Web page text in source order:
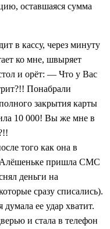
оставшаяся сумма
в кассу, через минуту
ко мне, швыряет
и орёт: — Что у Вас
Понабрали
закрытия карты
10 000! Вы же мне в
того как она в
Алёшеньке пришла СМС
деньги на
сразу списались).
ее удар хватит.
и стала в телефон